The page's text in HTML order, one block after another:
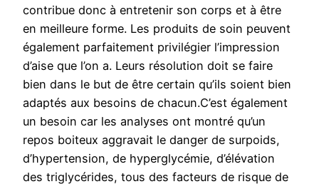
contribue donc à entretenir son corps et à être
en meilleure forme. Les produits de soin peuvent
également parfaitement privilégier l’impression
d’aise que l’on a. Leurs résolution doit se faire
bien dans le but de être certain qu’ils soient bien
adaptés aux besoins de chacun.C’est également
un besoin car les analyses ont montré qu’un
repos boiteux aggravait le danger de surpoids,
d’hypertension, de hyperglycémie, d’élévation
des triglycérides, tous des facteurs de risque de